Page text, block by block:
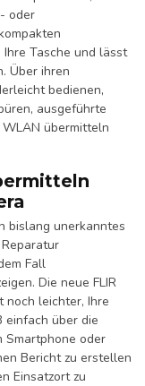
oder
Tasche und lässt
Über ihren
bedienen,
ausgeführte
übermitteln
bislang unerkanntes
Fall
Die neue FLIR
noch leichter, Ihre
einfach über die
Smartphone oder
Bericht zu erstellen
Einsatzort zu